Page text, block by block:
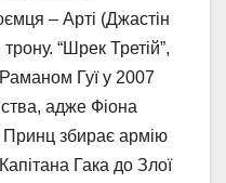
– Арті (Джастін
“Шрек Третій”,
Гуї у 2007
адже Фіона
Принц збирає армію
Гака до Злої